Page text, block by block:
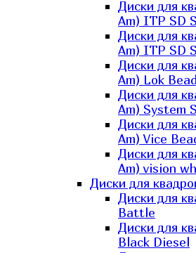
Диски для
Am) ITP SD
Диски для
Am) ITP SD
Диски для
Am) Lok
Диски для
Am) System
Диски для
Am) Vice
Диски для
Am) vision
Диски для
Диски для
Battle
Диски для
Black Diesel